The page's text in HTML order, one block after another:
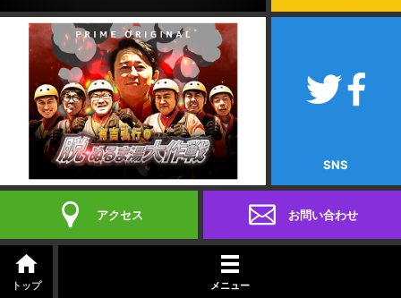
SNS
アクセス お問い合わせ
トップ メニュー
番組紹介